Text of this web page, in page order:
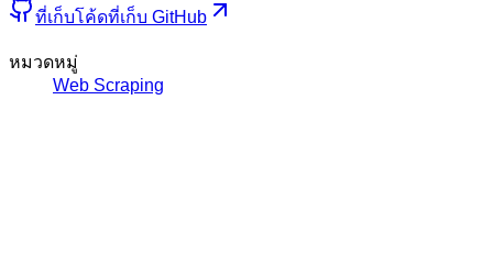
ที่เก็บโค้ดที่เก็บ GitHub
หมวดหมู่
Web Scraping